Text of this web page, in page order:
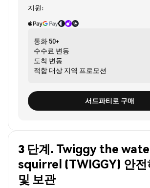
지원:
통화 50+
수수료 변동
도착 변동
적합 대상 지역 프로모션
서드파티로 구매
3 단계. Twiggy the
squirrel (TWIGGY) 안전
및 보관